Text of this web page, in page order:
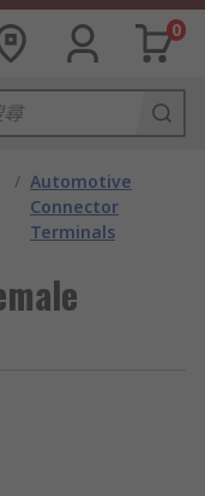
0
/ Automotive
Connector
Terminals